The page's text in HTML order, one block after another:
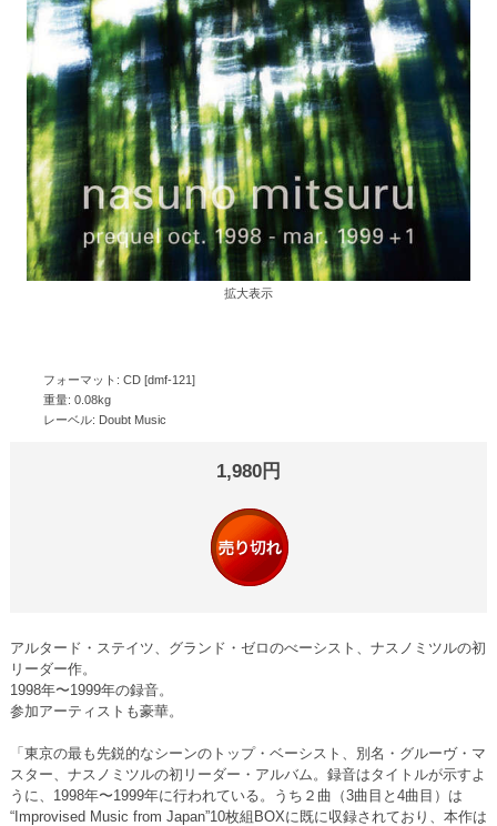
拡大表示
フォーマット: CD [dmf-121]
重量: 0.08kg
レーベル: Doubt Music
1,980円
アルタード・ステイツ、グランド・ゼロのべーシスト、ナスノミツルの初
リーダー作。
1998年〜1999年の録音。
参加アーティストも豪華。
「東京の最も先鋭的なシーンのトップ・ベーシスト、別名・グルーヴ・マ
スター、ナスノミツルの初リーダー・アルバム。録音はタイトルが示すよ
うに、1998年〜1999年に行われている。うち２曲（3曲目と4曲目）は
“Improvised Music from Japan”10枚組BOXに既に収録されており、本作は